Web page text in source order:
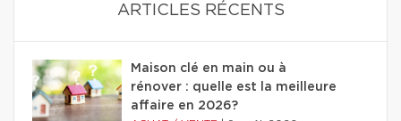
ARTICLES RÉCENTS
Maison clé en main ou à
rénover : quelle est la meilleure
affaire en 2026?